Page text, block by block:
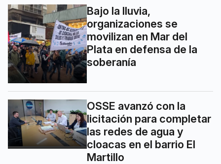
Bajo la lluvia,
organizaciones se
movilizan en Mar del
Plata en defensa de la
soberanía
OSSE avanzó con la
licitación para completar
las redes de agua y
cloacas en el barrio El
Martillo